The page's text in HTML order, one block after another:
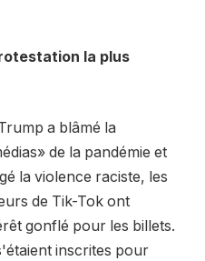
la plus
a blâmé la
de la pandémie et
la violence raciste, les
de Tik-Tok ont
gonflé pour les billets.
inscrites pour